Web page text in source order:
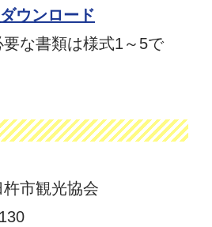
ダウンロード
な書類は様式1～5で
市観光協会